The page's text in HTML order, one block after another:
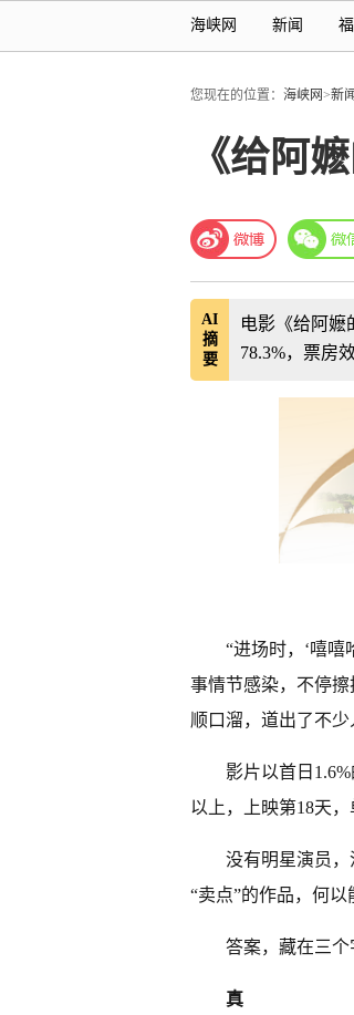
海峡网 新闻
您现在的位置： 海峡网>新
《给阿
AI
摘
要
电影《给阿嬷
78.3%，票房
“进场时，‘嘻
事情节感染，不停
顺口溜，道出了不少
影片以首日
以上，上映第18天
没有明星演员
“卖点”的作品，何以
答案，藏在三
真